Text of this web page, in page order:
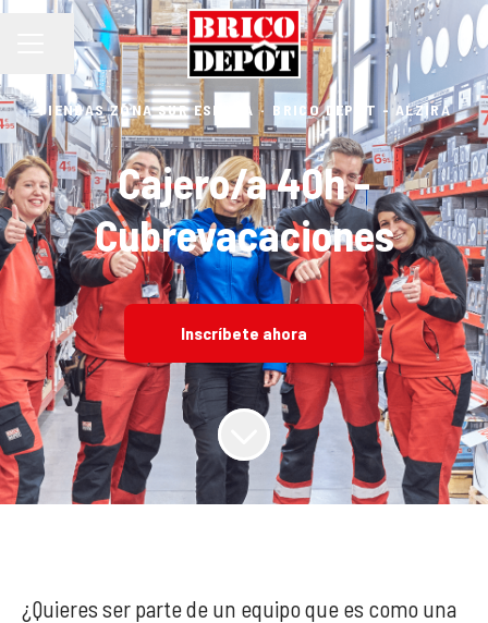
MENÚ DE EMPLEO
Compartir página
TIENDAS ZONA SUR ESPAÑA · BRICO DEPÔT - ALZIRA
Cajero/a 40h -
Cubrevacaciones
Inscríbete ahora
¿Quieres ser parte de un equipo que es como una